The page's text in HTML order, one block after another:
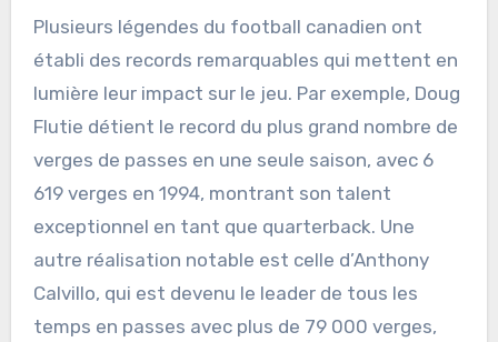
Plusieurs légendes du football canadien ont
établi des records remarquables qui mettent en
lumière leur impact sur le jeu. Par exemple, Doug
Flutie détient le record du plus grand nombre de
verges de passes en une seule saison, avec 6
619 verges en 1994, montrant son talent
exceptionnel en tant que quarterback. Une
autre réalisation notable est celle d’Anthony
Calvillo, qui est devenu le leader de tous les
temps en passes avec plus de 79 000 verges,